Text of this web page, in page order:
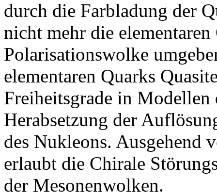
durch die Farbladung der
nicht mehr die
Polarisationswolke
elementaren Quarks
Freiheitsgrade in
Herabsetzung der
des Nukleons. Ausgehend
erlaubt die Chirale
der Mesonenwolken.